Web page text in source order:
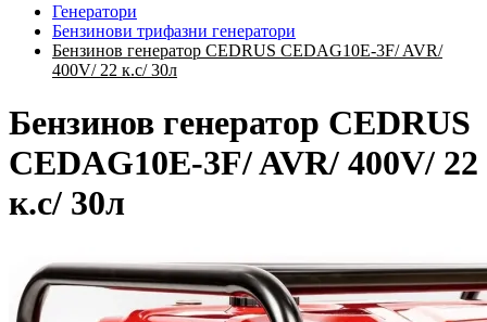
Генератори
Бензинови трифазни генератори
Бензинов генератор CEDRUS CEDAG10E-3F/ AVR/
400V/ 22 к.с/ 30л
Бензинов генератор CEDRUS
CEDAG10E-3F/ AVR/ 400V/ 22
к.с/ 30л